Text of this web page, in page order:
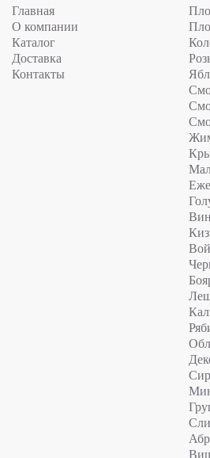
Главная
О компании
Каталог
Доставка
Контакты